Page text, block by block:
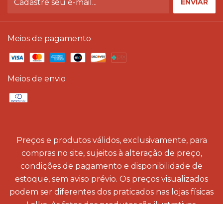
Meios de pagamento
Meios de envio
Preços e produtos válidos, exclusivamente, para
compras no site, sujeitos à alteração de preço,
condições de pagamento e disponibilidade de
estoque, sem aviso prévio. Os preços visualizados
podem ser diferentes dos praticados nas lojas físicas